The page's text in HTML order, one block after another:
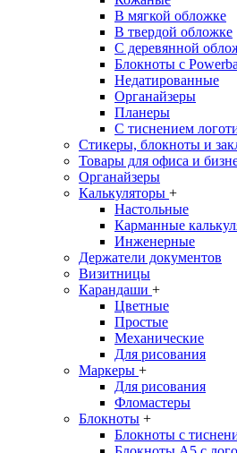
В мягкой обложке
В твердой обложке
С деревянной
Блокноты с
Недатированные
Органайзеры
Планеры
С тиснением
Стикеры, блокноты и
Товары для офиса и
Органайзеры
Калькуляторы +
Настольные
Карманные
Инженерные
Держатели документов
Визитницы
Карандаши +
Цветные
Простые
Механические
Для рисования
Маркеры +
Для рисования
Фломастеры
Блокноты +
Блокноты с